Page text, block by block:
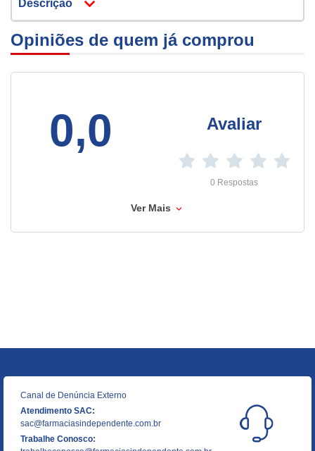
Descrição
Opiniões de quem já comprou
0,0 Avaliar
0 Respostas
Ver Mais
Canal de Denúncia Externo
Atendimento SAC:
sac@farmaciasindependente.com.br
Trabalhe Conosco: